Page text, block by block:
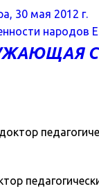
30 мая 2012 г.
народов